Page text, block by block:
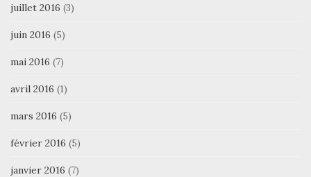
juillet 2016 (3)
juin 2016 (5)
mai 2016 (7)
avril 2016 (1)
mars 2016 (5)
février 2016 (5)
janvier 2016 (7)